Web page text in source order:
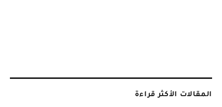
المقالات الأكثر قراءة